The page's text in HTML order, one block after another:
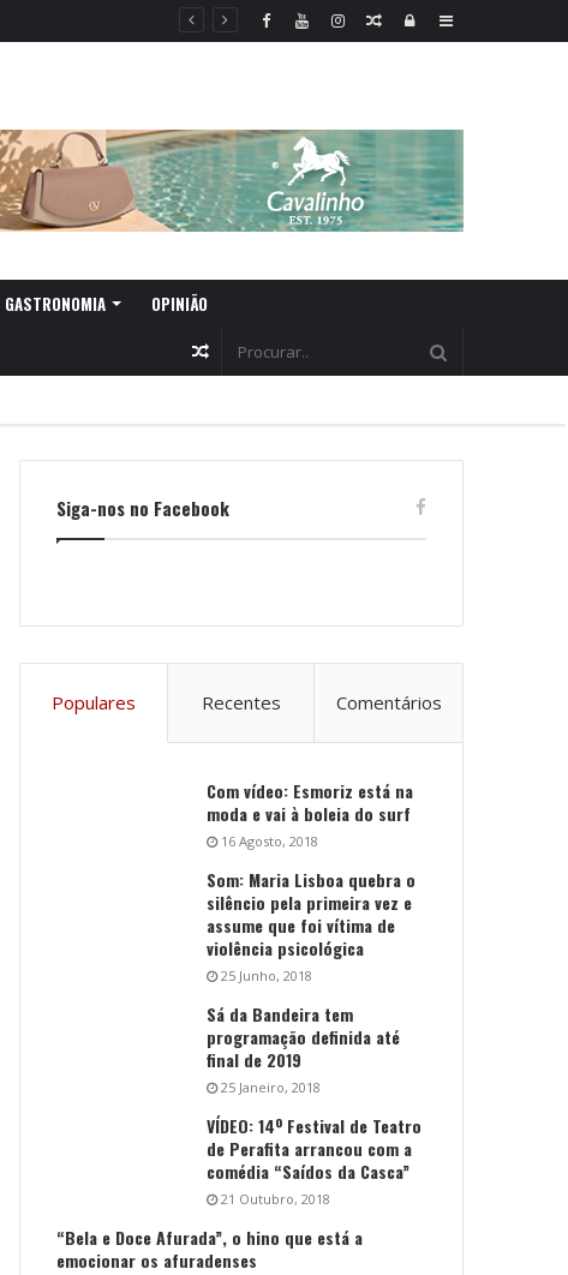
Sidebar
Log
Random
GASTRONOMIA OPINIÃO
Random
Siga-nos no Facebook
Populares Recentes Comentários
Com vídeo: Esmoriz está na
moda e vai à boleia do surf
16 Agosto, 2018
Som: Maria Lisboa quebra o
silêncio pela primeira vez e
assume que foi vítima de
violência psicológica
25 Junho, 2018
Sá da Bandeira tem
programação definida até
final de 2019
25 Janeiro, 2018
VÍDEO: 14º Festival de Teatro
de Perafita arrancou com a
comédia “Saídos da Casca”
21 Outubro, 2018
“Bela e Doce Afurada”, o hino que está a
emocionar os afuradenses